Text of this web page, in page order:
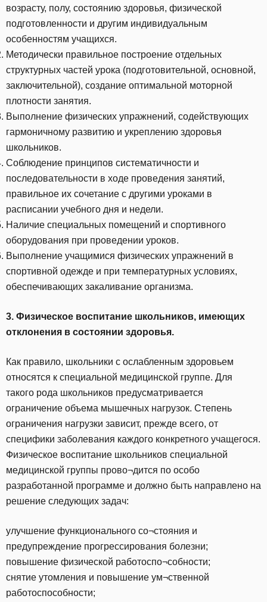
возрасту, полу, состоянию здоровья, физической
подготовленности и другим индивидуальным
особенностям учащихся.
Методически правильное построение отдельных
структурных частей урока (подготовительной, основной,
заключительной), создание оптимальной моторной
плотности занятия.
Выполнение физических упражнений, содействующих
гармоничному развитию и укреплению здоровья
школьников.
Соблюдение принципов систематичности и
последовательности в ходе проведения занятий,
правильное их сочетание с другими уроками в
расписании учебного дня и недели.
Наличие специальных помещений и спортивного
оборудования при проведении уроков.
Выполнение учащимися физических упражнений в
спортивной одежде и при температурных условиях,
обеспечивающих закаливание организма.
3. Физическое воспитание школьников, имеющих
отклонения в состоянии здоровья.
Как правило, школьники с ослабленным здоровьем
относятся к специальной медицинской группе. Для
такого рода школьников предусматривается
ограничение объема мышечных нагрузок. Степень
ограничения нагрузки зависит, прежде всего, от
специфики заболевания каждого конкретного учащегося.
Физическое воспитание школьников специальной
медицинской группы прово¬дится по особо
разработанной программе и должно быть направлено на
решение следующих задач:
улучшение функционального со¬стояния и
предупреждение прогрессирования болезни;
повышение физической работоспо¬собности;
снятие утомления и повышение ум¬ственной
работоспособности;